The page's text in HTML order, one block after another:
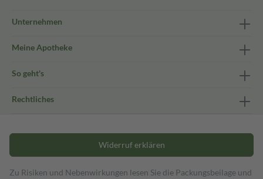
Unternehmen
Meine Apotheke
So geht's
Rechtliches
Widerruf erklären
Zu Risiken und Nebenwirkungen lesen Sie die Packungsbeilage und